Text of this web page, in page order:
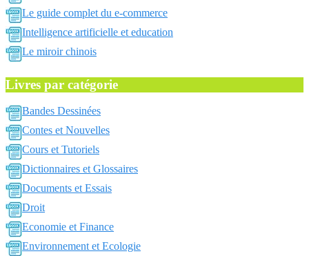
Le guide complet du e-commerce
Intelligence artificielle et education
Le miroir chinois
Livres par catégorie
Bandes Dessinées
Contes et Nouvelles
Cours et Tutoriels
Dictionnaires et Glossaires
Documents et Essais
Droit
Economie et Finance
Environnement et Ecologie